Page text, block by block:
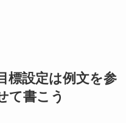
標設定は例文を参
て書こう